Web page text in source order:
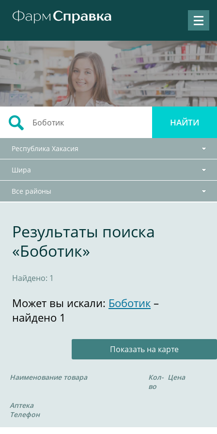
Республика Хакасия
Шира
Все районы
Результаты поиска
«Боботик»
Найдено: 1
Может вы искали: Боботик –
найдено 1
Показать на карте
Наименование товара
Кол-
во
Цена
Аптека
Телефон